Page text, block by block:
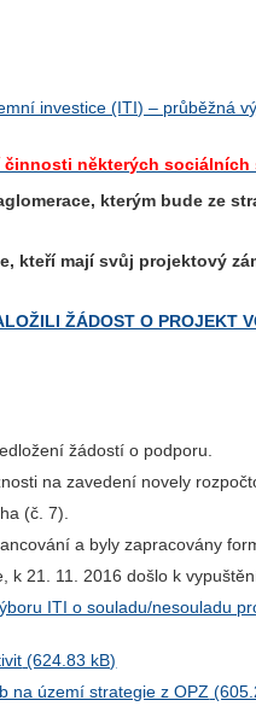
investice (ITI) – průběžná
činnosti některých sociálních
kterým bude ze
kteří mají svůj projektový
ŽÁDOST O PROJEKT
žádostí o podporu.
na zavedení novely
(č. 7).
a byly zapracovány
k 21. 11. 2016 došlo k
ITI o souladu/nesouladu
na území strategie z OPZ